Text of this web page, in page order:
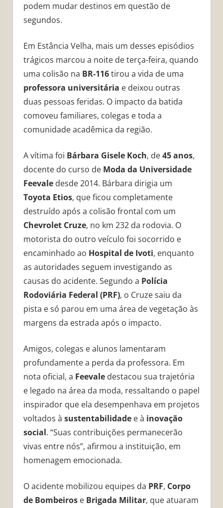
podem mudar destinos em questão de
segundos.
Em Estância Velha, mais um desses episódios
trágicos marcou a noite de terça-feira, quando
uma colisão na BR-116tirou a vida de uma
professora universitária e deixou outras
duas pessoas feridas. O impacto da batida
comoveu familiares, colegas e toda a
comunidade acadêmica da região.
A vítima foi Bárbara Gisele Koch, de45 anos,
docente do curso de Moda da Universidade
Feevaledesde 2014. Bárbara dirigia um
Toyota Etios, que ficou completamente
destruído após a colisão frontal com um
Chevrolet Cruze, no km 232 da rodovia. O
motorista do outro veículo foi socorrido e
encaminhado ao Hospital de Ivoti, enquanto
as autoridades seguem investigando as
causas do acidente. Segundo a Polícia
Rodoviária Federal (PRF), o Cruze saiu da
pista e só parou em uma área de vegetação às
margens da estrada após o impacto.
Amigos, colegas e alunos lamentaram
profundamente a perda da professora. Em
nota oficial, a Feevaledestacou sua trajetória
e legado na área da moda, ressaltando o papel
inspirador que ela desempenhava em projetos
voltados à sustentabilidadee à inovação
social. “Suas contribuições permanecerão
vivas entre nós”, afirmou a instituição, em
homenagem emocionada.
O acidente mobilizou equipes da PRF, Corpo
de Bombeirose Brigada Militar, que atuaram